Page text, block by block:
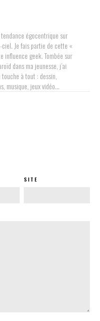
égocentrique sur
Je fais partie de cette «
influence geek. Tombée sur
dans ma jeunesse, j’ai
à tout : dessin,
musique, jeux vidéo…
SITE